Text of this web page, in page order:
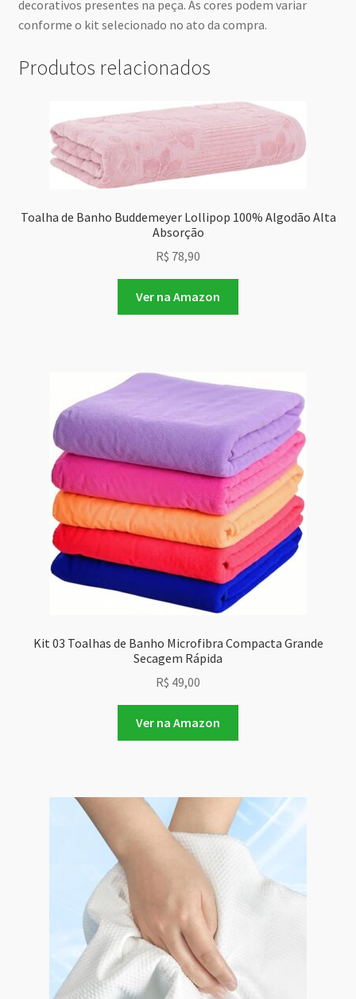
decorativos presentes na peça. As cores podem variar
conforme o kit selecionado no ato da compra.
Produtos relacionados
Toalha de Banho Buddemeyer Lollipop 100% Algodão Alta
Absorção
R$ 78,90
Ver na Amazon
Kit 03 Toalhas de Banho Microfibra Compacta Grande
Secagem Rápida
R$ 49,00
Ver na Amazon